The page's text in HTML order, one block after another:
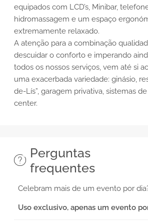
equipados com LCD’s, Minibar,
hidromassagem e um espaço
extremamente relaxado.
A atenção para a combinação
descuidar o conforto e imperando
todos os nossos serviços, vem até si
uma exacerbada variedade: ginásio,
de-Lís”, garagem privativa, sistemas
center.
Perguntas
frequentes
Celebram mais de um evento por
Uso exclusivo, apenas um evento